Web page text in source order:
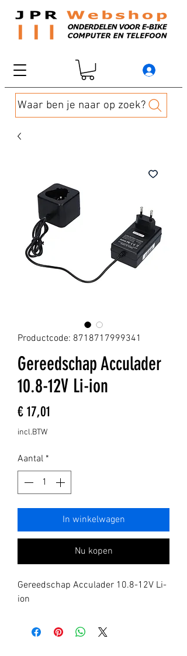
Waar ben je naar op zoek?
Productcode: 8718717999341
Gereedschap Acculader
10.8-12V Li-ion
€ 17,01
incl.BTW
Aantal *
In winkelwagen
Nu kopen
Gereedschap Acculader 10.8-12V Li-
ion